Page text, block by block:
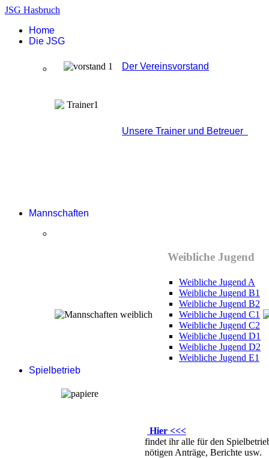
JSG Hasbruch
Home
Die JSG
Der Vereinsvorstand
Unsere Trainer und Betreuer
Mannschaften
Weibliche Jugend
Weibliche Jugend A
Weibliche Jugend B1
Weibliche Jugend B2
Weibliche Jugend C1
Weibliche Jugend C2
Weibliche Jugend D1
Weibliche Jugend D2
Weibliche Jugend E1
Spielbetrieb
Hier <<<
findet ihr alle für den
nötigen Anträge, Berichte usw.